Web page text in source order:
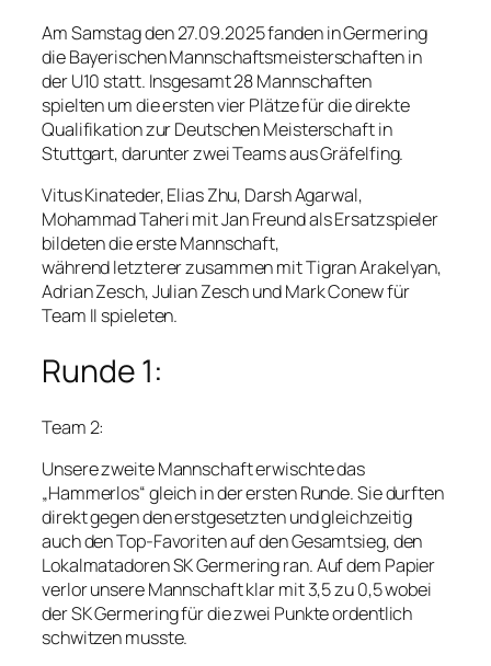
Am Samstag den 27.09.2025 fanden in Germering
die Bayerischen Mannschaftsmeisterschaften in
der U10 statt. Insgesamt 28 Mannschaften
spielten um die ersten vier Plätze für die direkte
Qualifikation zur Deutschen Meisterschaft in
Stuttgart, darunter zwei Teams aus Gräfelfing.
Vitus Kinateder, Elias Zhu, Darsh Agarwal,
Mohammad Taheri mit Jan Freund als Ersatzspieler
bildeten die erste Mannschaft,
während letzterer zusammen mit Tigran Arakelyan,
Adrian Zesch, Julian Zesch und Mark Conew für
Team II spieleten.
Runde 1:
Team 2:
Unsere zweite Mannschaft erwischte das
„Hammerlos“ gleich in der ersten Runde. Sie durften
direkt gegen den erstgesetzten und gleichzeitig
auch den Top-Favoriten auf den Gesamtsieg, den
Lokalmatadoren SK Germering ran. Auf dem Papier
verlor unsere Mannschaft klar mit 3,5 zu 0,5 wobei
der SK Germering für die zwei Punkte ordentlich
schwitzen musste.